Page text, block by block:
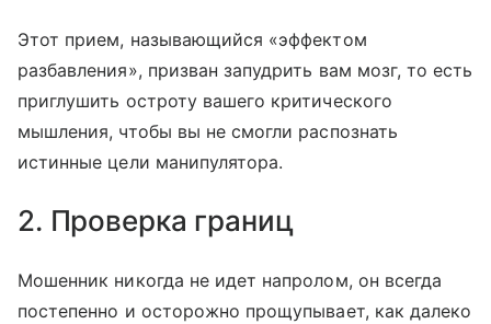
Этот прием, называющийся «эффектом
разбавления», призван запудрить вам мозг, то есть
приглушить остроту вашего критического
мышления, чтобы вы не смогли распознать
истинные цели манипулятора.
2. Проверка границ
Мошенник никогда не идет напролом, он всегда
постепенно и осторожно прощупывает, как далеко